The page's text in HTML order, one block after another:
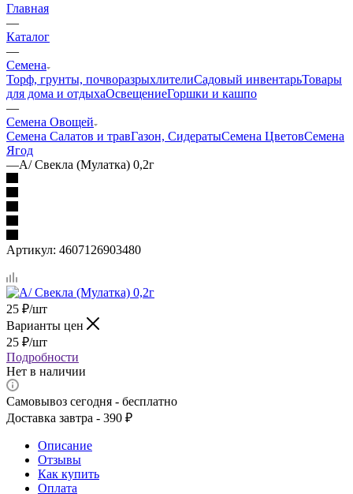
Главная
—
Каталог
—
Семена
Торф, грунты, почворазрыхлителиСадовый инвентарьТовары
для дома и отдыхаОсвещениеГоршки и кашпо
—
Семена Овощей
Семена Салатов и травГазон, СидератыСемена ЦветовСемена
Ягод
—А/ Свекла (Мулатка) 0,2г
Артикул: 4607126903480
25 ₽/шт
Варианты цен
25 ₽/шт
Подробности
Нет в наличии
Самовывоз сегодня - бесплатно
Доставка завтра - 390 ₽
Описание
Отзывы
Как купить
Оплата